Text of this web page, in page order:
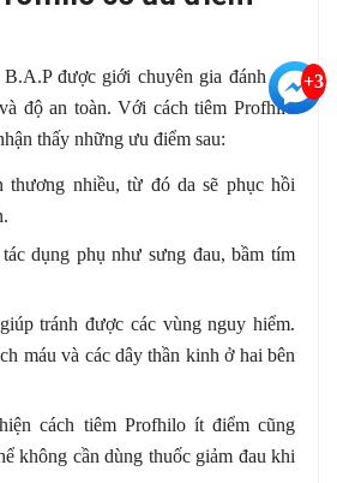
được giới chuyên gia đánh giá
độ an toàn. Với cách tiêm Profhilo
thấy những ưu điểm sau:
thương nhiều, từ đó da sẽ phục hồi
dụng phụ như sưng đau, bầm tím
tránh được các vùng nguy hiểm.
máu và các dây thần kinh ở hai bên
cách tiêm Profhilo ít điểm cũng
không cần dùng thuốc giảm đau khi
+3